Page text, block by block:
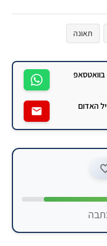
תאונה
בוואטסאפ
האדום